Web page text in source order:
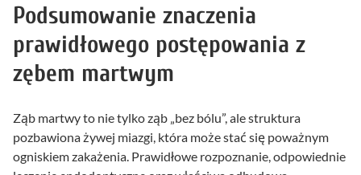
Podsumowanie znaczenia
prawidłowego postępowania z
zębem martwym
Ząb martwy to nie tylko ząb „bez bólu”, ale struktura
pozbawiona żywej miazgi, która może stać się poważnym
ogniskiem zakażenia. Prawidłowe rozpoznanie, odpowiednie